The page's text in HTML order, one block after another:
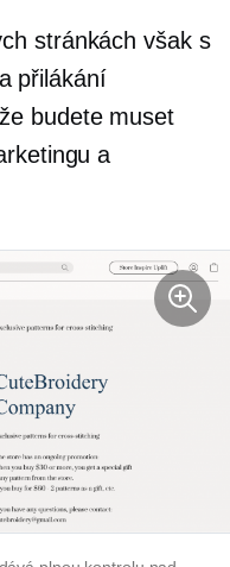
stránkách však s
přilákání
budete muset
a